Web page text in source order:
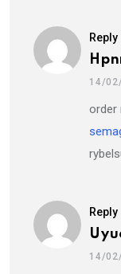
Reply
14/
order
Reply
14/